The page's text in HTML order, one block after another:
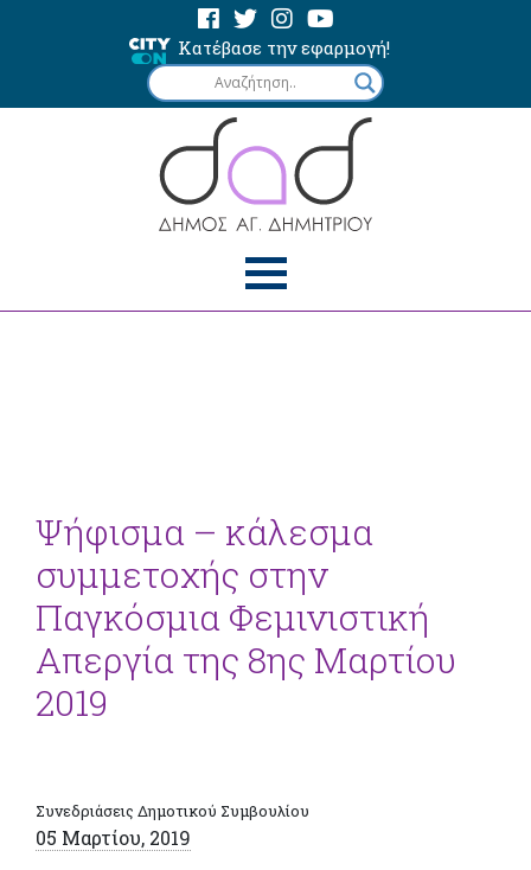
Κατέβασε την εφαρμογή!
Ψήφισμα – κάλεσμα
συμμετοχής στην
Παγκόσμια Φεμινιστική
Απεργία της 8ης Μαρτίου
2019
Συνεδριάσεις Δημοτικού Συμβουλίου
05 Μαρτίου, 2019